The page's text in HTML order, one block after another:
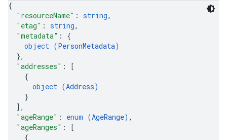
{
"resourceName" : string,
"etag" : string,
"metadata" : {
object (PersonMetadata)
},
"addresses" :
[
{
object (Address)
}
] ,
"ageRange" : enum (AgeRange) ,
"ageRanges" :
[
{